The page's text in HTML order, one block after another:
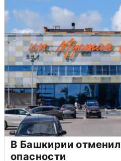
В Башкирии
опасности